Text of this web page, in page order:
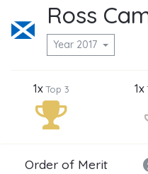
Ross
Year 2017
1xTop 3 1x
Order of Merit